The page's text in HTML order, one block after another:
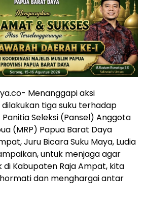
Menanggapi aksi
tiga suku terhadap
Seleksi (Pansel) Anggota
(MRP) Papua Barat Daya
Juru Bicara Suku Maya, Ludia
untuk menjaga agar
Kabupaten Raja Ampat, kita
dan menghargai antar